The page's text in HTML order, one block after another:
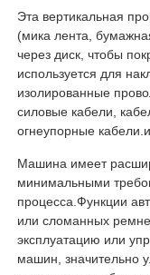
О Компании
Наша фабрика
контроль
контактные
Эта вертикальная
(мика лента,
через диск, чтобы
используется для
изолированные
силовые кабели,
огнеупорные
Машина имеет
минимальными
процесса.Функции
или сломанных
эксплуатацию или
машин, значительно